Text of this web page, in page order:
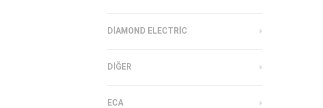
DIAMOND ELECTRIC
DIĞER
ECA